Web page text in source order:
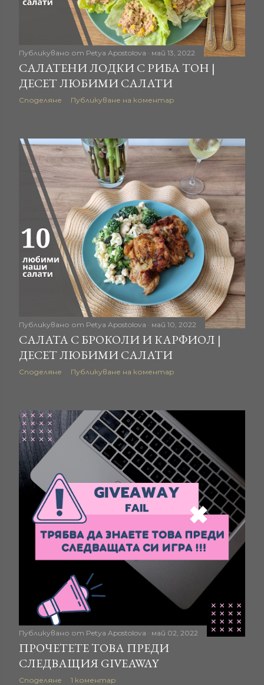
Публикувано от Petya Apostolova май 13, 2022
САЛАТЕНИ ЛОДКИ С РИБА ТОН |
ДЕСЕТ ЛЮБИМИ САЛАТИ
Споделяне Публикуване на коментар
Публикувано от Petya Apostolova май 10, 2022
САЛАТА С БРОКОЛИ И КАРФИОЛ |
ДЕСЕТ ЛЮБИМИ САЛАТИ
Споделяне Публикуване на коментар
Публикувано от Petya Apostolova май 02, 2022
ПРОЧЕТЕТЕ ТОВА ПРЕДИ
СЛЕДВАЩИЯ GIVEAWAY
Споделяне 1 коментар